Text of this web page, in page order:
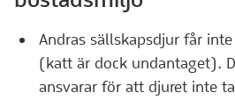
Andras sällskapsdjur får
(katt är dock undantaget).
ansvarar för att djuret inte